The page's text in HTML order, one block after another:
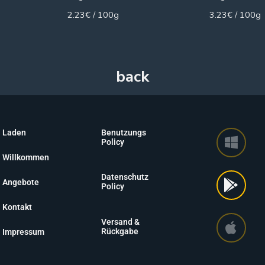
2.23€ / 100g
3.23€ / 100g
Laden
Willkommen
Angebote
Kontakt
Impressum
Benutzungs
Policy
Datenschutz
Policy
Versand &
Rückgabe